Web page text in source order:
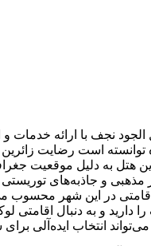
الجود نجف با ارائه خدمات و
است رضایت زائرین
هتل به دلیل موقعیت
مذهبی و جاذبه‌های
اقامتی در این شهر محسوب
دارید و به دنبال اقامتی
انتخاب ایده‌آلی